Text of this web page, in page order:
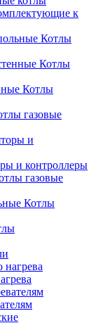
к
Котлы
Котлы
Котлы
газовые
и контроллеры
газовые
Котлы